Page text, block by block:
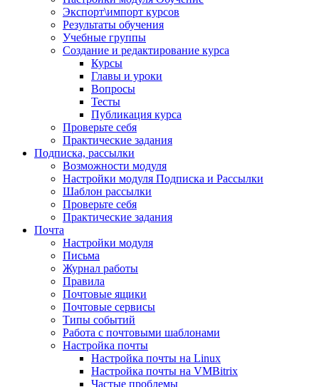
Экспорт\импорт курсов
Результаты обучения
Учебные группы
Создание и редактирование курса
Курсы
Главы и уроки
Вопросы
Тесты
Публикация курса
Проверьте себя
Практические задания
Подписка, рассылки
Возможности модуля
Настройки модуля Подписка и Рассылки
Шаблон рассылки
Проверьте себя
Практические задания
Почта
Настройки модуля
Письма
Журнал работы
Правила
Почтовые ящики
Почтовые сервисы
Типы событий
Работа с почтовыми шаблонами
Настройка почты
Настройка почты на Linux
Настройка почты на VMBitrix
Частые проблемы